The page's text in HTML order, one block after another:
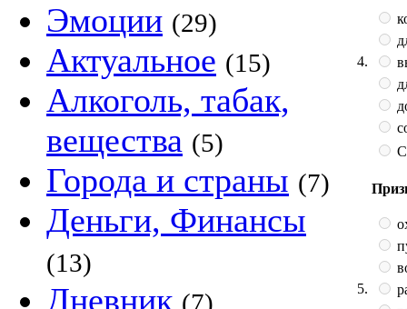
Эмоции (29)
Актуальное (15)
Алкоголь, табак,
вещества (5)
Города и страны (7)
Деньги, Финансы
(13)
Дневник (7)
4.
5.